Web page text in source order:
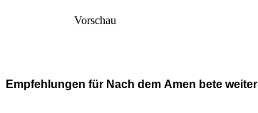
Vorschau
Empfehlungen für Nach dem Amen bete weiter